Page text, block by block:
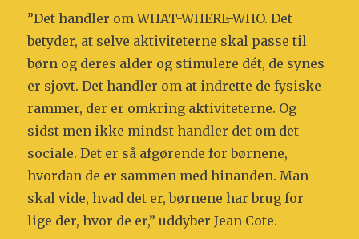
”Det handler om WHAT-WHERE-WHO. Det
betyder, at selve aktiviteterne skal passe til
børn og deres alder og stimulere dét, de synes
er sjovt. Det handler om at indrette de fysiske
rammer, der er omkring aktiviteterne. Og
sidst men ikke mindst handler det om det
sociale. Det er så afgørende for børnene,
hvordan de er sammen med hinanden. Man
skal vide, hvad det er, børnene har brug for
lige der, hvor de er,” uddyber Jean Cote.